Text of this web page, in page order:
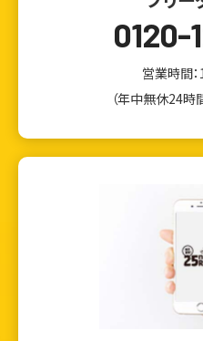
0120-
営業時間
（年中無休24時